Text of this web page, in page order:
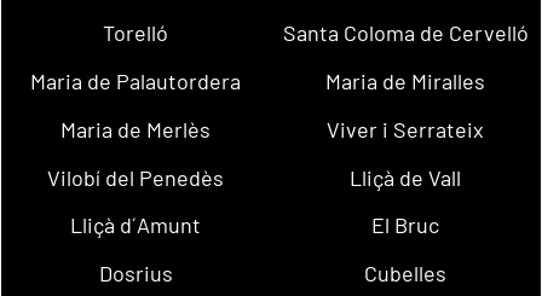
Torelló
Santa Coloma de Cervelló
Maria de Palautordera
Maria de Miralles
Maria de Merlès
Viver i Serrateix
Vilobí del Penedès
Lliçà de Vall
Lliçà d´Amunt
El Bruc
Dosrius
Cubelles